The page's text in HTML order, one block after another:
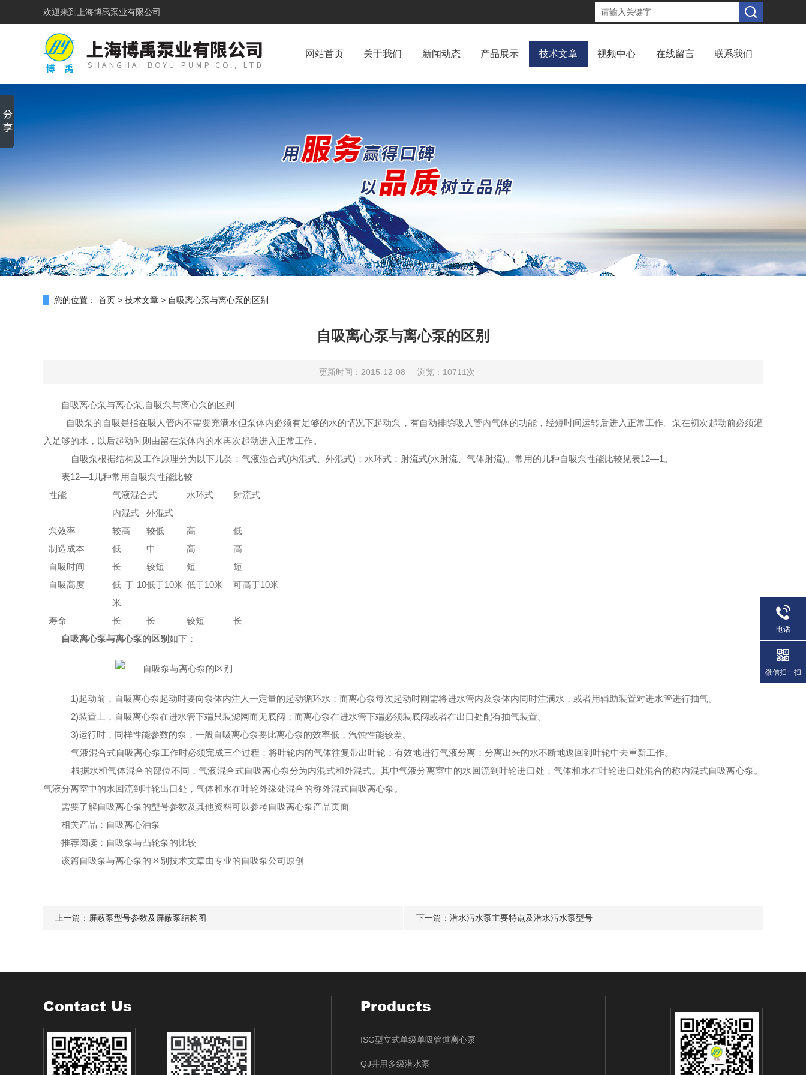
欢迎来到 上海博禹泵业有限公司
网站首页 关于我们 新闻动态 产品展示 技术文章 视频中心 在线留言 联系我们
您的位置： 首页 > 技术文章 > 自吸离心泵与离心泵的区别
自吸离心泵与离心泵的区别
更新时间：2015-12-08 浏览：10711次
自吸离心泵与离心泵,自吸泵与离心泵的区别
自吸泵的自吸是指在吸人管内不需要充满水但泵体内必须有足够的水的情况下起动泵，有自动排除吸人管内气体的功能，经短时间运转后进入正常工作。泵在初次起动前必须灌
入 足够的水，以后起动时则由留在泵体内的水再次起动进入 正常工作。
自吸泵根据结构及工作原理分为以下几类：气液湿合式(内混式、外混式)；水环式；射流式(水射流 、气体射流)。常用的几种自吸泵性能比较见表12—1。
表12—1几种常用自吸泵性能比较
性能
气液混合式 水环式
射流式
内混式
外混式
泵效率
较高 较低 高
低
制造成本
低 中 高
高
自吸时间
长 较短 短
短
自吸高度
低于 10
米
低于10米 低于10米 可高于10米
寿命 长 长 较短
长
自吸离心泵与离心泵的区别如下：
1)起动前，自吸离心泵起动时要向泵体内注人一定量的起动循环水；而离心泵每次起动时刚需将进水管内及泵体内同时注满水，或者用辅助装置对进水管进行抽气。
2)装置上，自吸离心泵在进水管下端只装滤网而无底阀；而离心泵在进水管下端必须装底阀或者在出口处配有抽气装置。
3)运行时，同样性能参数的泵，一般自吸离心泵要比离心泵的效率低，汽蚀性能较差。
气液混合式自吸离心泵工作时必须完成三个过程：将叶轮内的气体往复带出叶轮；有效地进行气液分离；分离出来的水不断地返回到叶轮中去重新工作。
根据水和气体混合的部位不同，气液混合式自吸离心泵分为内混式和外混式。其中气液分离室中的水回流到叶轮进口处，气体和水在叶轮进口处混合的称内混式自吸离心泵。
气液分离室中的水回流到叶轮出口处，气体和水在叶轮外缘处混合的称外混式自吸离心泵。
需要了解自吸离心泵的型号参数及其他资料可以参考自吸离心泵产品页面
相关产品： 自吸离心油泵
推荐阅读： 自吸泵与凸轮泵的比较
该篇自吸泵与离心泵的区别技术文章由专业的自吸泵公司 原创
上一篇： 屏蔽泵型号参数及屏蔽泵结构图 下一篇： 潜水污水泵主要特点及潜水污水泵型号
Contact Us Products
ISG型立式单级单吸管道离心泵
QJ井用多级潜水泵
电话
微信扫一扫